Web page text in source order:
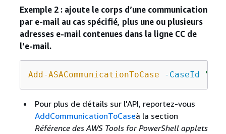
Exemple 2 : ajoute le corps d’une communication
par e-mail au cas spécifié, plus une ou plusieurs
adresses e-mail contenues dans la ligne CC de
l’e-mail.
Add-ASACommunicationToCase -CaseId
Pour plus de détails sur l'API, reportez-vous
AddCommunicationToCaseà la section
Référence des AWS Tools for PowerShell applets